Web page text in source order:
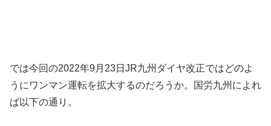
では今回の2022年9月23日JR九州ダイヤ改正ではどのよ
うにワンマン運転を拡大するのだろうか。国労九州によれ
ば以下の通り。